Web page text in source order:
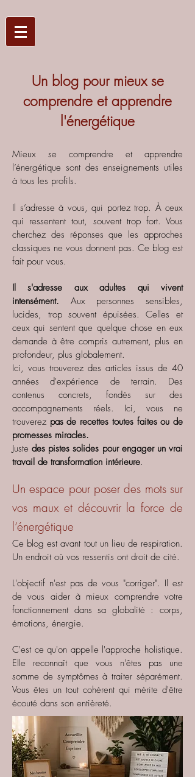
Un blog pour mieux se
comprendre et apprendre
l'énergétique
Mieux se comprendre et apprendre
l’énergétique sont des enseignements utiles
à tous les profils.
Il s’adresse à vous, qui portez trop. À ceux
qui ressentent tout, souvent trop fort. Vous
cherchez des réponses que les approches
classiques ne vous donnent pas. Ce blog est
fait pour vous.
Il s'adresse aux adultes qui vivent
intensément. Aux personnes sensibles,
lucides, trop souvent épuisées. Celles et
ceux qui sentent que quelque chose en eux
demande à être compris autrement, plus en
profondeur, plus globalement.
Ici, vous trouverez des articles issus de 40
années d'expérience de terrain. Des
contenus concrets, fondés sur des
accompagnements réels. Ici, vous ne
trouverez pas de recettes toutes faites ou de
promesses miracles.
Justedes pistes solides pour engager un vrai
travail de transformation intérieure.
Un espace pour poser des mots sur
vos maux et découvrir la force de
l’énergétique
Ce blog est avant tout un lieu de respiration.
Un endroit où vos ressentis ont droit de cité.
L'objectif n'est pas de vous "corriger". Il est
de vous aider à mieux comprendre votre
fonctionnement dans sa globalité : corps,
émotions, énergie.
C'est ce qu'on appelle l'approche holistique.
Elle reconnaît que vous n'êtes pas une
somme de symptômes à traiter séparément.
Vous êtes un tout cohérent qui mérite d'être
écouté dans son entièreté.